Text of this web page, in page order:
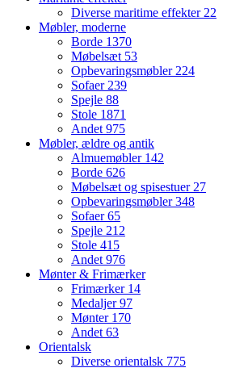
Diverse maritime effekter22
Møbler, moderne
Borde 1370
Møbelsæt 53
Opbevaringsmøbler224
Sofaer239
Spejle 88
Stole 1871
Andet975
Møbler, ældre og antik
Almuemøbler 142
Borde 626
Møbelsæt og spisestuer27
Opbevaringsmøbler348
Sofaer65
Spejle 212
Stole 415
Andet976
Mønter & Frimærker
Frimærker 14
Medaljer97
Mønter 170
Andet63
Orientalsk
Diverse orientalsk 775